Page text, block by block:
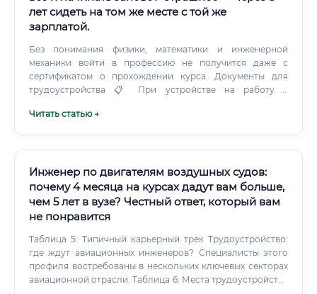
лет сидеть на том же месте с той же
зарплатой.
Без понимания физики, математики и инженерной
механики войти в профессию не получится даже с
сертификатом о прохождении курса. Документы для
трудоустройства 📋 При устройстве на работу в
стандартный и специфический набор документов:
СНИЛС, ИНН ✅ Военный билет (для мужчин)
Специфические для отрасли: ✅ Допуск к сведениям,
составляющим государственную тайну (оформляется
работодателем, 1-я, 2-я или 3-я форма — в зависимости от
объекта работы) ✅ Медицинская справка (для ряда
предприятий с вредными условиями труда) ✅
Сертификаты о прохождении профессиональных курсов
(CATIA, ANSYS и др.) — как преимущество ✅
Рекомендательные письма от научных руководителей
Читать статью →
Инженер по двигателям воздушных судов:
почему 4 месяца на курсах дадут вам больше,
чем 5 лет в вузе? Честный ответ, который вам
не понравится
Таблица 5: Типичный карьерный трек Трудоустройство:
где ждут авиационных инженеров? Специалисты этого
профиля востребованы в нескольких ключевых секторах
авиационной отрасли. Таблица 6: Места трудоустройства